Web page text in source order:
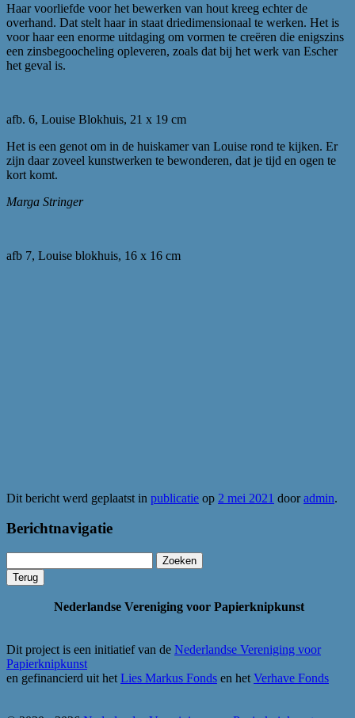
Haar voorliefde voor het bewerken van hout kreeg echter de
overhand. Dat stelt haar in staat driedimensionaal te werken. Het is
voor haar een enorme uitdaging om vormen te creëren die enigszins
een zinsbegoocheling opleveren, zoals dat bij het werk van Escher
het geval is.
afb. 6, Louise Blokhuis, 21 x 19 cm
Het is een genot om in de huiskamer van Louise rond te kijken. Er
zijn daar zoveel kunstwerken te bewonderen, dat je tijd en ogen te
kort komt.
Marga Stringer
afb 7, Louise blokhuis, 16 x 16 cm
Dit bericht werd geplaatst in publicatie op 2 mei 2021 dooradmin.
Berichtnavigatie
naar:
Nederlandse Vereniging voor Papierknipkunst
Dit project is een initiatief van de Nederlandse Vereniging voor
Papierknipkunst
en gefinancierd uit het Lies Markus Fonds en het Verhave Fonds